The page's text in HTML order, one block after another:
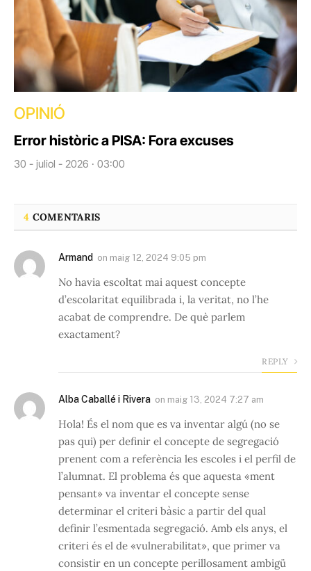
OPINIÓ
Error històric a PISA: Fora excuses
30 - juliol - 2026 · 03:00
4 COMENTARIS
Armand on maig 12, 2024 9:05 pm
No havia escoltat mai aquest concepte
d’escolaritat equilibrada i, la veritat, no l’he
acabat de comprendre. De què parlem
exactament?
REPLY
Alba Caballé i Rivera on maig 13, 2024 7:27 am
Hola! És el nom que es va inventar algú (no se
pas qui) per definir el concepte de segregació
prenent com a referència les escoles i el perfil de
l’alumnat. El problema és que aquesta «ment
pensant» va inventar el concepte sense
determinar el criteri bàsic a partir del qual
definir l’esmentada segregació. Amb els anys, el
criteri és el de «vulnerabilitat», que primer va
consistir en un concepte perillosament ambigü